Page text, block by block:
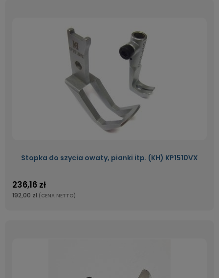
Stopka do szycia owaty, pianki itp. (KH) KP1510VX
236,16 zł
192,00 zł (CENA NETTO)